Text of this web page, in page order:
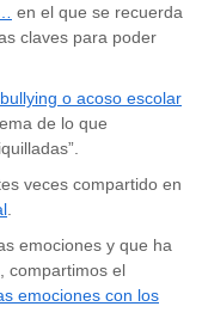
en el que se recuerda
claves para poder
o acoso escolar
de lo que
veces compartido en
emociones y que ha
compartimos el
emociones con los